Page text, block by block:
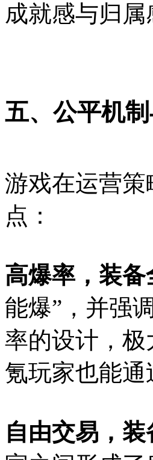
成就感与归
五、公平机
游戏在运营策
点：
高爆率，装备
能爆”，并强
率的设计，
氪玩家也能
自由交易，装